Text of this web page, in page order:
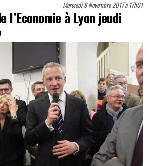
Mercredi 8 Novembre 2017 à 17h01
l’Economie à Lyon jeudi